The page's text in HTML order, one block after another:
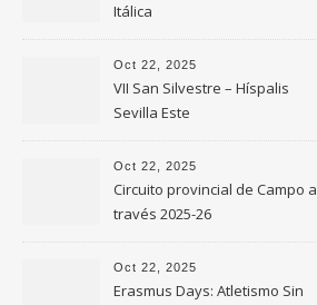
Itálica
Oct 22, 2025
VII San Silvestre – Híspalis
Sevilla Este
Oct 22, 2025
Circuito provincial de Campo a
través 2025-26
Oct 22, 2025
Erasmus Days: Atletismo Sin